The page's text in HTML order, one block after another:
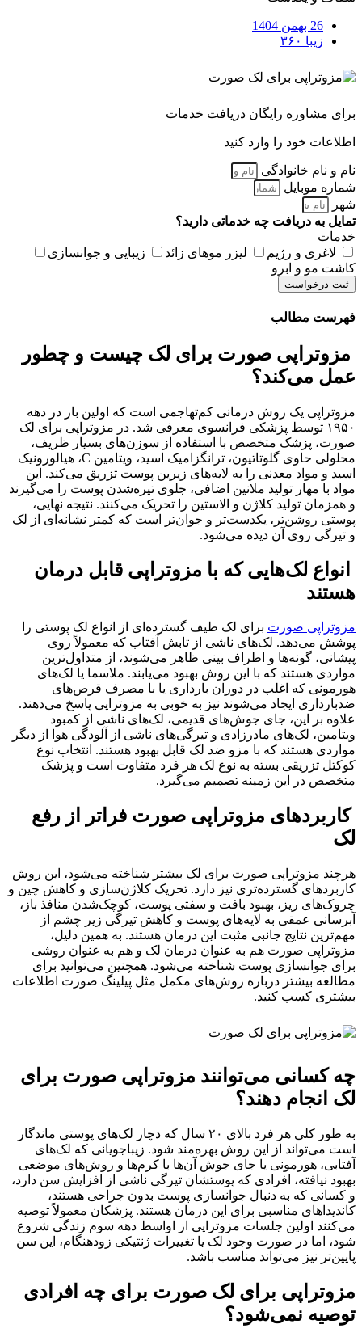
26 بهمن 1404
زیبا ۳۶۰
برای مشاوره رایگان دریافت خدمات
اطلاعات خود را وارد کنید
نام و نام خانوادگی
شماره موبایل
شهر
تمایل به دریافت چه خدماتی دارید؟
خدمات
لاغری و رژیم
لیزر موهای زائد
زیبایی و جوانسازی
کاشت مو و ابرو
ثبت درخواست
فهرست مطالب
مزوتراپی صورت برای لک چیست و چطور
عمل می‌کند؟
مزوتراپی یک روش درمانی کم‌تهاجمی است که اولین بار در دهه
۱۹۵۰ توسط پزشکی فرانسوی معرفی شد. در مزوتراپی برای لک
صورت، پزشک متخصص با استفاده از سوزن‌های بسیار ظریف،
محلولی حاوی گلوتاتیون، ترانگزامیک اسید، ویتامین C، هیالورونیک
اسید و مواد معدنی را به لایه‌های زیرین پوست تزریق می‌کند. این
مواد با مهار تولید ملانین اضافی، جلوی تیره‌شدن پوست را می‌گیرند
و همزمان تولید کلاژن و الاستین را تحریک می‌کنند. نتیجه نهایی،
پوستی روشن‌تر، یکدست‌تر و جوان‌تر است که کمتر نشانه‌ای از لک
و تیرگی روی آن دیده می‌شود.
انواع لک‌هایی که با مزوتراپی قابل درمان
هستند
مزوتراپی صورت برای لک طیف گسترده‌ای از انواع لک پوستی را
پوشش می‌دهد. لک‌های ناشی از تابش آفتاب که معمولاً روی
پیشانی، گونه‌ها و اطراف بینی ظاهر می‌شوند، از متداول‌ترین
مواردی هستند که با این روش بهبود می‌یابند. ملاسما یا لک‌های
هورمونی که اغلب در دوران بارداری یا با مصرف قرص‌های
ضدبارداری ایجاد می‌شوند نیز به خوبی به مزوتراپی پاسخ می‌دهند.
علاوه بر این، جای جوش‌های قدیمی، لک‌های ناشی از کمبود
ویتامین، لک‌های مادرزادی و تیرگی‌های ناشی از آلودگی هوا از دیگر
مواردی هستند که با مزو ضد لک قابل بهبود هستند. انتخاب نوع
کوکتل تزریقی بسته به نوع لک هر فرد متفاوت است و پزشک
متخصص در این زمینه تصمیم می‌گیرد.
کاربردهای مزوتراپی صورت فراتر از رفع
لک
هرچند مزوتراپی صورت برای لک بیشتر شناخته می‌شود، این روش
کاربردهای گسترده‌تری نیز دارد. تحریک کلاژن‌سازی و کاهش چین و
چروک‌های ریز، بهبود بافت و سفتی پوست، کوچک‌شدن منافذ باز،
آبرسانی عمقی به لایه‌های پوست و کاهش تیرگی زیر چشم از
مهم‌ترین نتایج جانبی مثبت این درمان هستند. به همین دلیل،
مزوتراپی صورت هم به عنوان درمان لک و هم به عنوان روشی
برای جوانسازی پوست شناخته می‌شود. همچنین می‌توانید برای
مطالعه بیشتر درباره روش‌های مکمل مثل پیلینگ صورت اطلاعات
بیشتری کسب کنید.
چه کسانی می‌توانند مزوتراپی صورت برای
لک انجام دهند؟
به طور کلی هر فرد بالای ۲۰ سال که دچار لک‌های پوستی ماندگار
است می‌تواند از این روش بهره‌مند شود. زیباجویانی که لک‌های
آفتابی، هورمونی یا جای جوش آن‌ها با کرم‌ها و روش‌های موضعی
بهبود نیافته، افرادی که پوستشان تیرگی ناشی از افزایش سن دارد،
و کسانی که به دنبال جوانسازی پوست بدون جراحی هستند،
کاندیداهای مناسبی برای این درمان هستند. پزشکان معمولاً توصیه
می‌کنند اولین جلسات مزوتراپی از اواسط دهه سوم زندگی شروع
شود، اما در صورت وجود لک یا تغییرات ژنتیکی زودهنگام، این سن
پایین‌تر نیز می‌تواند مناسب باشد.
مزوتراپی برای لک صورت برای چه افرادی
توصیه نمی‌شود؟